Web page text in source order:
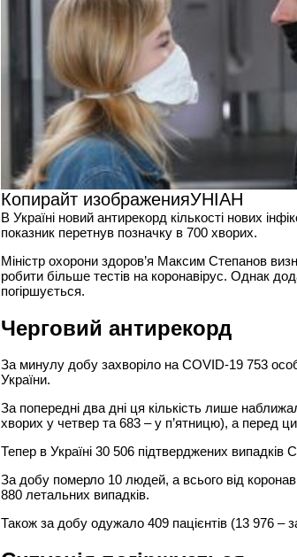
Копирайт изображенияУНІАН
В Україні новий антирекорд кількості нових
показник перетнув позначку в 700 хворих.
Міністр охорони здоров’я Максим Степанов
робити більше тестів на коронавірус. Однак
погіршується.
Черговий антирекорд
За минулу добу захворіло на COVID-19 753
України.
За попередні два дні ця кількість лише
хворих у четвер та 683 – у п’ятницю), а перед
Тепер в Україні 30 506 підтверджених випадків
За добу померло 10 людей, а всього від
880 летальних випадків.
Також за добу одужало 409 пацієнтів (13 976 –